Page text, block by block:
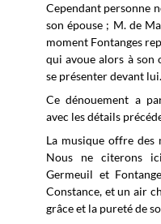
Cependant personne
son épouse ; M. de
moment Fontanges
qui avoue alors à son
se présenter devant lui.
Ce dénouement a
avec les détails
La musique offre des
Nous ne citerons
Germeuil et
Constance, et un air
grâce et la pureté de